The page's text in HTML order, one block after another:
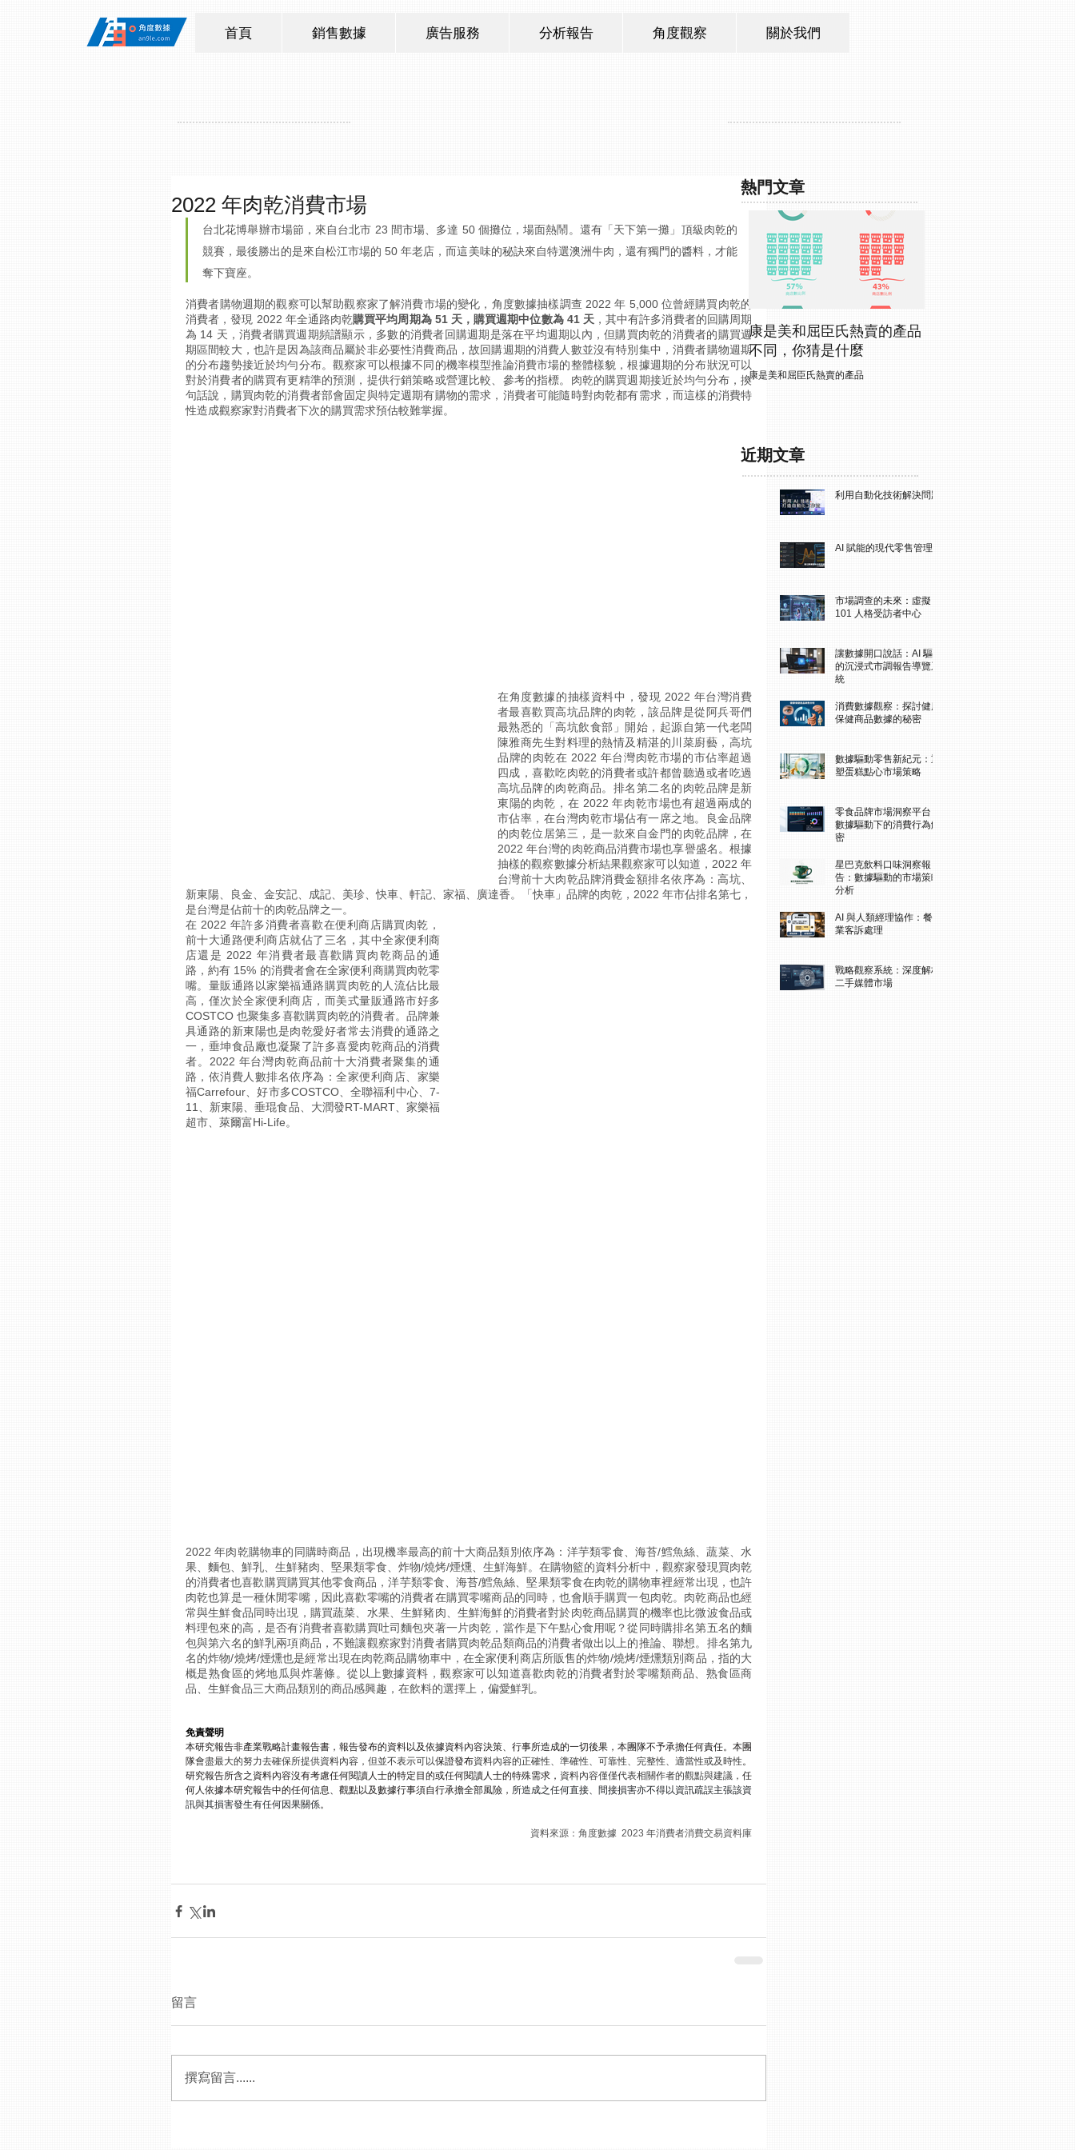
首頁 銷售數據 廣告服務 分析報告 角度觀察 關於我們
2022 年肉乾消費市場
台北花博舉辦市場節，來自台北市 23 間市場、多達 50 個攤位，場面熱鬧。還有「天下第一攤」頂級肉乾的
競賽，最後勝出的是來自松江市場的 50 年老店，而這美味的秘訣來自特選澳洲牛肉，還有獨門的醬料，才能
奪下寶座。
消費者購物週期的觀察可以幫助觀察家了解消費市場的變化，角度數據抽樣調查 2022 年 5,000 位曾經購買肉乾的
消費者，發現 2022 年全通路肉乾購買平均周期為 51 天，購買週期中位數為 41 天，其中有許多消費者的回購周期
為 14 天，消費者購買週期頻譜顯示，多數的消費者回購週期是落在平均週期以內，但購買肉乾的消費者的購買週
期區間較大，也許是因為該商品屬於非必要性消費商品，故回購週期的消費人數並沒有特別集中，消費者購物週期
的分布趨勢接近於均勻分布。觀察家可以根據不同的機率模型推論消費市場的整體樣貌，根據週期的分布狀況可以
對於消費者的購買有更精準的預測，提供行銷策略或營運比較、參考的指標。肉乾的購買週期接近於均勻分布，換
句話說，購買肉乾的消費者部會固定與特定週期有購物的需求，消費者可能隨時對肉乾都有需求，而這樣的消費特
性造成觀察家對消費者下次的購買需求預估較難掌握。
在角度數據的抽樣資料中，發現 2022 年台灣消費
者最喜歡買高坑品牌的肉乾，該品牌是從阿兵哥們
最熟悉的「高坑飲食部」開始，起源自第一代老闆
陳雅商先生對料理的熱情及精湛的川菜廚藝，高坑
品牌的肉乾在 2022 年台灣肉乾市場的市佔率超過
四成，喜歡吃肉乾的消費者或許都曾聽過或者吃過
高坑品牌的肉乾商品。排名第二名的肉乾品牌是新
東陽的肉乾，在 2022 年肉乾市場也有超過兩成的
市佔率，在台灣肉乾市場佔有一席之地。良金品牌
的肉乾位居第三，是一款來自金門的肉乾品牌，在
2022 年台灣的肉乾商品消費市場也享譽盛名。根據
抽樣的觀察數據分析結果觀察家可以知道，2022 年
台灣前十大肉乾品牌消費金額排名依序為：高坑、
新東陽、良金、金安記、成記、美珍、快車、軒記、家福、廣達香。「快車」品牌的肉乾，2022 年市佔排名第七，
是台灣是佔前十的肉乾品牌之一。
在 2022 年許多消費者喜歡在便利商店購買肉乾，
前十大通路便利商店就佔了三名，其中全家便利商
店還是 2022 年消費者最喜歡購買肉乾商品的通
路，約有 15% 的消費者會在全家便利商購買肉乾零
嘴。量販通路以家樂福通路購買肉乾的人流佔比最
高，僅次於全家便利商店，而美式量販通路市好多
COSTCO 也聚集多喜歡購買肉乾的消費者。品牌兼
具通路的新東陽也是肉乾愛好者常去消費的通路之
一，垂坤食品廠也凝聚了許多喜愛肉乾商品的消費
者。2022 年台灣肉乾商品前十大消費者聚集的通
路，依消費人數排名依序為：全家便利商店、家樂
福Carrefour、好市多COSTCO、全聯福利中心、7-
11、新東陽、垂琨食品、大潤發RT-MART、家樂福
超市、萊爾富Hi-Life。
2022 年肉乾購物車的同購時商品，出現機率最高的前十大商品類別依序為：洋芋類零食、海苔/鱈魚絲、蔬菜、水
果、麵包、鮮乳、生鮮豬肉、堅果類零食、炸物/燒烤/煙燻、生鮮海鮮。在購物籃的資料分析中，觀察家發現買肉乾
的消費者也喜歡購買購買其他零食商品，洋芋類零食、海苔/鱈魚絲、堅果類零食在肉乾的購物車裡經常出現，也許
肉乾也算是一種休閒零嘴，因此喜歡零嘴的消費者在購買零嘴商品的同時，也會順手購買一包肉乾。肉乾商品也經
常與生鮮食品同時出現，購買蔬菜、水果、生鮮豬肉、生鮮海鮮的消費者對於肉乾商品購買的機率也比微波食品或
料理包來的高，是否有消費者喜歡購買吐司麵包夾著一片肉乾，當作是下午點心食用呢？從同時購排名第五名的麵
包與第六名的鮮乳兩項商品，不難讓觀察家對消費者購買肉乾品類商品的消費者做出以上的推論、聯想。排名第九
名的炸物/燒烤/煙燻也是經常出現在肉乾商品購物車中，在全家便利商店所販售的炸物/燒烤/煙燻類別商品，指的大
概是熟食區的烤地瓜與炸薯條。從以上數據資料，觀察家可以知道喜歡肉乾的消費者對於零嘴類商品、熟食區商
品、生鮮食品三大商品類別的商品感興趣，在飲料的選擇上，偏愛鮮乳。
免責聲明
本研究報告非產業戰略計畫報告書，報告發布的資料以及依據資料內容決策、行事所造成的一切後果，本團隊不予承擔任何責任。本團
隊會盡最大的努力去確保所提供資料內容，但並不表示可以保證發布資料內容的正確性、準確性、可靠性、完整性、適當性或及時性。
研究報告所含之資料內容沒有考慮任何閱讀人士的特定目的或任何閱讀人士的特殊需求， 資料內容僅僅代表相關作者的觀點與建議， 任
何人依據本研究報告中的任何信息、觀點以及數據行事須自行承擔全部風險， 所造成之任何直接、間接損害亦不得以資訊疏誤主張該資
訊與其損害發生有任何因果關係。
資料來源：角度數據  2023 年消費者消費交易資料庫
留言
撰寫留言......
熱門文章
康是美和屈臣氏熱賣的產品
不同，你猜是什麼
康是美和屈臣氏熱賣的產品
近期文章
利用自動化技術解決問題
AI 賦能的現代零售管理
市場調查的未來：虛擬
101 人格受訪者中心
讓數據開口說話：AI 驅動
的沉浸式市調報告導覽系
統
消費數據觀察：探討健康
保健商品數據的秘密
數據驅動零售新紀元：重
塑蛋糕點心市場策略
零食品牌市場洞察平台：
數據驅動下的消費行為解
密
星巴克飲料口味洞察報
告：數據驅動的市場策略
分析
AI 與人類經理協作：餐飲
業客訴處理
戰略觀察系統：深度解析
二手媒體市場